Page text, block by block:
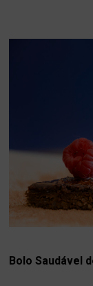
Bolo Saudável